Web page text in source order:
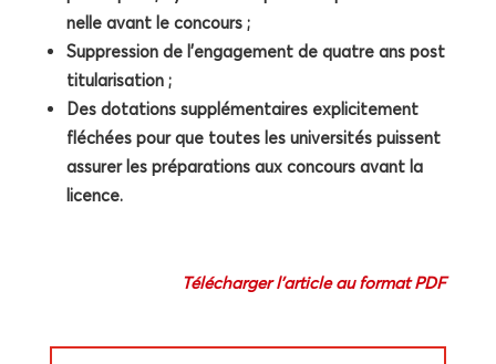
nelle avant le concours ;
Sup­pres­sion de l’engagement de quatre ans post
titularisation ;
Des dota­tions sup­plé­men­taires expli­ci­te­ment
flé­chées pour que toutes les uni­ver­si­tés puissent
assu­rer les pré­pa­ra­tions aux concours avant la
licence.
Télé­char­ger l’article au for­mat PDF